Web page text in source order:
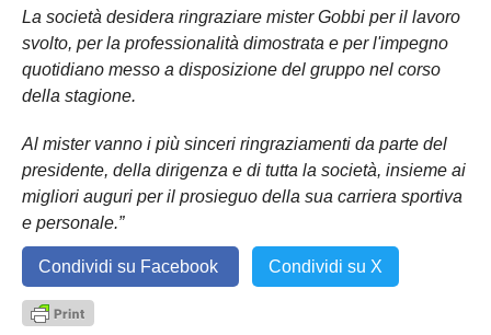
La società desidera ringraziare mister Gobbi per il lavoro
svolto, per la professionalità dimostrata e per l'impegno
quotidiano messo a disposizione del gruppo nel corso
della stagione.
Al mister vanno i più sinceri ringraziamenti da parte del
presidente, della dirigenza e di tutta la società, insieme ai
migliori auguri per il prosieguo della sua carriera sportiva
e personale.”
Condividi su Facebook Condividi su X